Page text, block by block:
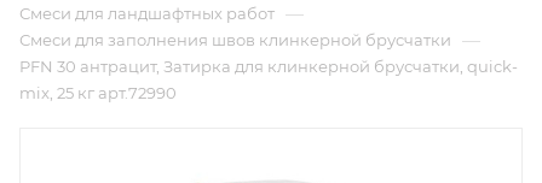
Смеси для ландшафтных работ —
Смеси для заполнения швов клинкерной брусчатки —
PFN 30 антрацит, Затирка для клинкерной брусчатки, quick-
mix, 25 кг арт.72990